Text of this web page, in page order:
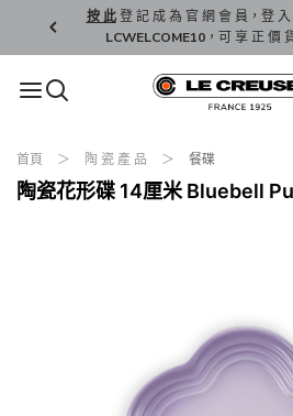
按 此登 記 成 為 官 網 會 員，登
LCWELCOME10，可 享 正 價
首頁 陶 瓷 產 品 餐碟
陶瓷花形碟 14厘米 Bluebell